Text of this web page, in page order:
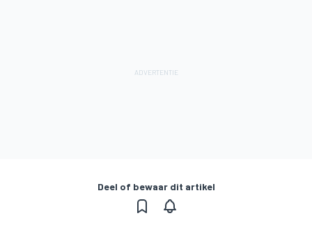
Deel of bewaar dit artikel